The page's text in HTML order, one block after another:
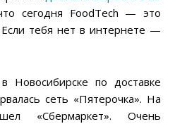
сегодня FoodTech — это
тебя нет в интернете —
по доставке
сеть «Пятерочка». На
«Сбермаркет». Очень